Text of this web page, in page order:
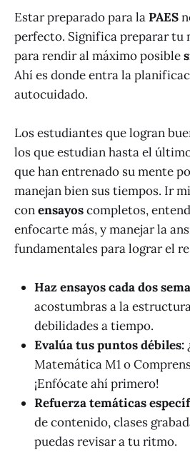
Estar preparado para laPAES
perfecto. Significa preparar tu
para rendir al máximo posible
Ahí es donde entra la
autocuidado.
Los estudiantes que logran
los que estudian hasta el
que han entrenado su mente
manejan bien sus tiempos. Ir
conensayoscompletos,
enfocarte más, y manejar la
fundamentales para lograr el
Haz ensayos cada dos
acostumbras a la
debilidades a tiempo.
Evalúa tus puntos débiles:
Matemática M1 o
¡Enfócate ahí primero!
Refuerza temáticas
de contenido, clases
puedas revisar a tu ritmo.